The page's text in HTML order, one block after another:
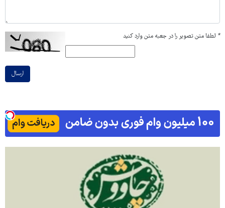
* لطفا متن تصویر را در جعبه متن وارد کنید
ارسال